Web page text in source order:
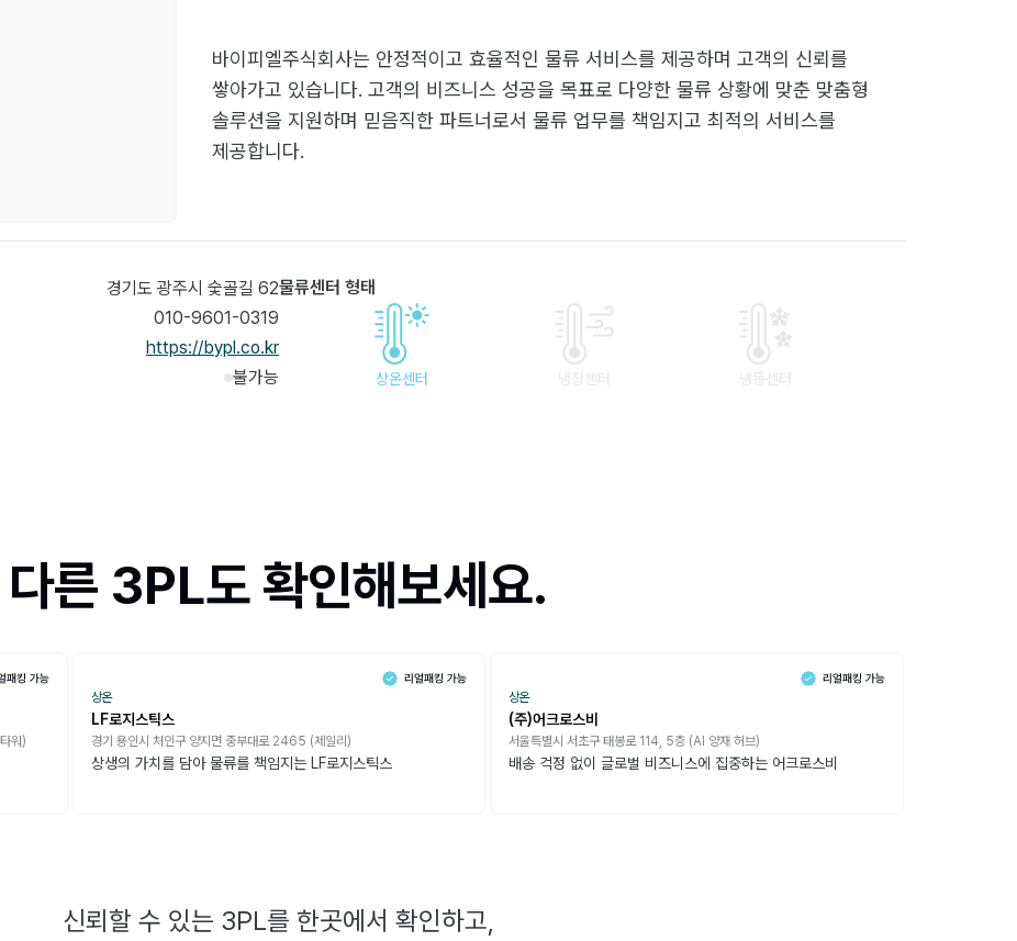
바이피엘주식회사는 안정적이고 효율적인 물류 서비스를 제공하며 고객의 신뢰를
쌓아가고 있습니다. 고객의 비즈니스 성공을 목표로 다양한 물류 상황에 맞춘 맞춤형
솔루션을 지원하며 믿음직한 파트너로서 물류 업무를 책임지고 최적의 서비스를
제공합니다.
경기도 광주시 숯골길 62
010-9601-0319
https://bypl.co.kr
불가능
물류센터 형태
상온센터 냉장센터 냉동센터
다른 3PL도 확인해보세요.
워)
상온
LF로지스틱스
경기 용인시 처인구 양지면 중부대로 2465 (제일리)
상생의 가치를 담아 물류를 책임지는 LF로지스틱스
상온
(주)어크로스비
서울특별시 서초구 태봉로 114, 5층 (AI 양재 허브)
배송 걱정 없이 글로벌 비즈니스에 집중하는 어크로스비
신뢰할 수 있는 3PL를 한곳에서 확인하고,